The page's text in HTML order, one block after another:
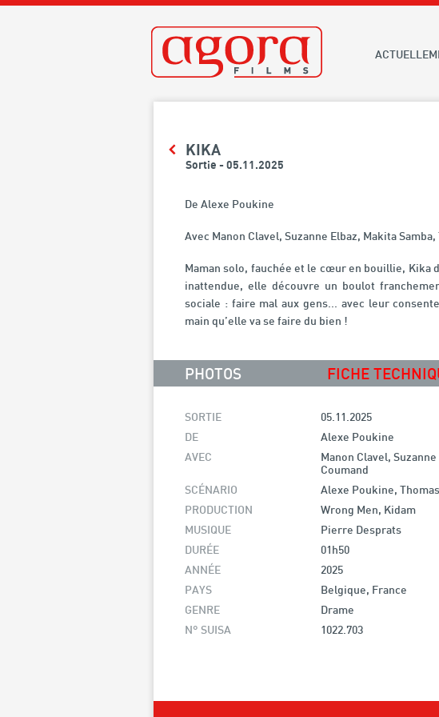
KIKA
Sortie - 05.11.2025
De Alexe Poukine
Avec Manon Clavel, Suzanne Elbaz, Makita
Maman solo, fauchée et le cœur en bouillie, Kika
inattendue, elle découvre un boulot
sociale : faire mal aux gens... avec leur
main qu’elle va se faire du bien !
PHOTOS FICHE
SORTIE
05.11.2025
DE
Alexe Poukine
AVEC
Manon Clavel,
Coumand
SCÉNARIO
Alexe Poukine,
PRODUCTION
Wrong Men, Kidam
MUSIQUE
Pierre Desprats
DURÉE
01h50
ANNÉE
2025
PAYS
Belgique, France
GENRE
Drame
N° SUISA
1022.703